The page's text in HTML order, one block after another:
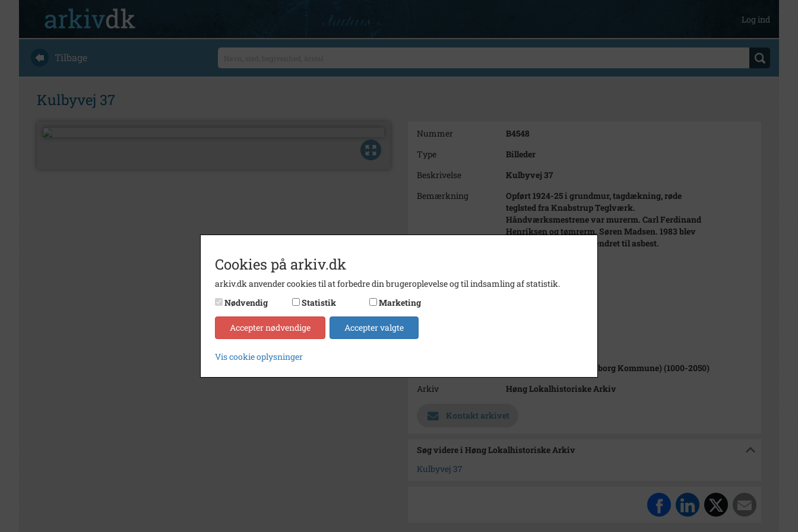
Log ind
Tilbage
Kulbyvej 37
Nummer
B4548
Type
Billeder
Beskrivelse
Kulbyvej 37
Bemærkning
Opført 1924-25 i grundmur, tagdækning, røde
teglsted fra Knabstrup Teglværk.
Håndværksmestrene var murerm. Carl Ferdinand
Henriksen og tømrerm. Søren Madsen. 1983 blev
taget på begge længer ændret til asbest.
Dateringsnote
1985
Fotograf
Finderup Sogn (Kalundborg Kommune) (1000-2050)
Arkiv
Høng Lokalhistoriske Arkiv
Kontakt arkivet
Søg videre i Høng Lokalhistoriske Arkiv
Kulbyvej 37
Cookies på arkiv.dk
arkiv.dk anvender cookies til at forbedre din brugeroplevelse og til indsamling af statistik.
Nødvendig
Statistik Marketing
Accepter nødvendige Accepter valgte
Vis cookie oplysninger